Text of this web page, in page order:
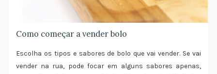
Como começar a vender bolo
Escolha os tipos e sabores de bolo que vai vender. Se vai
vender na rua, pode focar em alguns sabores apenas,